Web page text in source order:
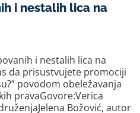
i nestalih lica na
i nestalih lica na
da prisustvujete promociji
povodom obeležavanja
pravaGovore:Verica
Božović, autor